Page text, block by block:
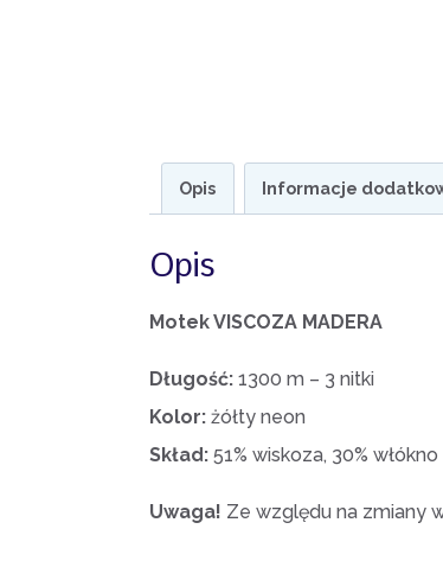
Opis Informacje
Opis
Motek VISCOZA MADERA
Długość: 1300 m – 3 nitki
Kolor: żółty neon
Skład: 51% wiskoza, 30%
Uwaga! Ze względu na zmiany